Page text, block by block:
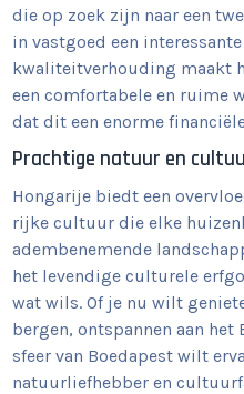
die op zoek zijn naar een
in vastgoed een
kwaliteitverhouding maakt
een comfortabele en ruime
dat dit een enorme
Prachtige natuur en
Hongarije biedt een
rijke cultuur die elke
adembenemende
het levendige culturele
wat wils. Of je nu wilt
bergen, ontspannen aan
sfeer van Boedapest wilt
natuurliefhebber en